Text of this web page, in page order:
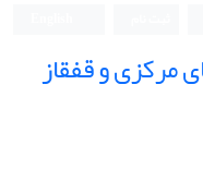
مرکزی و قفقاز